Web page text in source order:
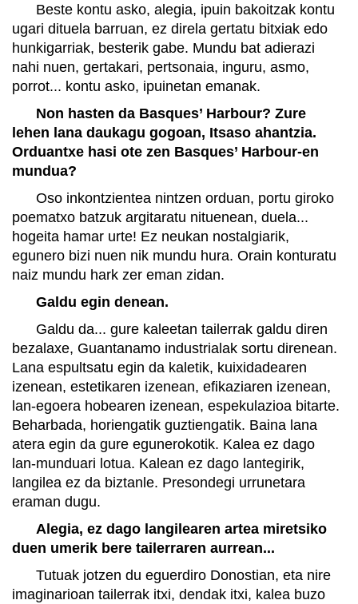
Beste kontu asko, alegia, ipuin bakoitzak kontu
ugari dituela barruan, ez direla gertatu bitxiak edo
hunkigarriak, besterik gabe. Mundu bat adierazi
nahi nuen, gertakari, pertsonaia, inguru, asmo,
porrot... kontu asko, ipuinetan emanak.
Non hasten da Basques’ Harbour? Zure
lehen lana daukagu gogoan, Itsaso ahantzia.
Orduantxe hasi ote zen Basques’ Harbour-en
mundua?
Oso inkontzientea nintzen orduan, portu giroko
poematxo batzuk argitaratu nituenean, duela...
hogeita hamar urte! Ez neukan nostalgiarik,
egunero bizi nuen nik mundu hura. Orain konturatu
naiz mundu hark zer eman zidan.
Galdu egin denean.
Galdu da... gure kaleetan tailerrak galdu diren
bezalaxe, Guantanamo industrialak sortu direnean.
Lana espultsatu egin da kaletik, kuixidadearen
izenean, estetikaren izenean, efikaziaren izenean,
lan-egoera hobearen izenean, espekulazioa bitarte.
Beharbada, horiengatik guztiengatik. Baina lana
atera egin da gure egunerokotik. Kalea ez dago
lan-munduari lotua. Kalean ez dago lantegirik,
langilea ez da biztanle. Presondegi urrunetara
eraman dugu.
Alegia, ez dago langilearen artea miretsiko
duen umerik bere tailerraren aurrean...
Tutuak jotzen du eguerdiro Donostian, eta nire
imaginarioan tailerrak itxi, dendak itxi, kalea buzo